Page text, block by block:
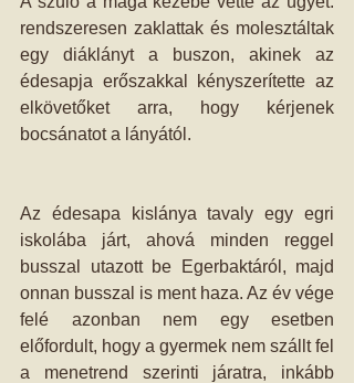
rendszeresen zaklattak és molesztáltak
egy diáklányt a buszon, akinek az
édesapja erőszakkal kényszerítette az
elkövetőket arra, hogy kérjenek
bocsánatot a lányától.
Az édesapa kislánya tavaly egy egri
iskolába járt, ahová minden reggel
busszal utazott be Egerbaktáról, majd
onnan busszal is ment haza. Az év vége
felé azonban nem egy esetben
előfordult, hogy a gyermek nem szállt fel
a menetrend szerinti járatra, inkább